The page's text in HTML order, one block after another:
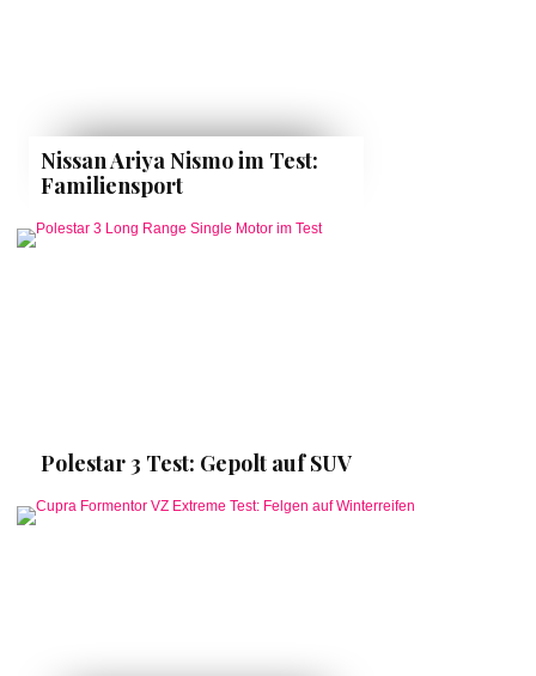
Nissan Ariya Nismo im Test:
Familiensport
Polestar 3 Test: Gepolt auf SUV